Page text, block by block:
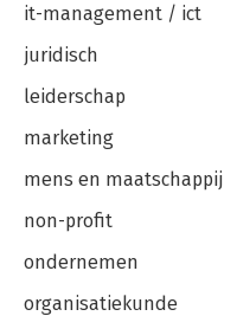
it-management / ict
juridisch
leiderschap
marketing
mens en maatschappij
non-profit
ondernemen
organisatiekunde